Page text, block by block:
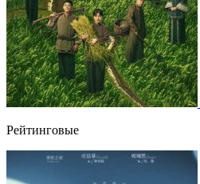
Рейтинговые